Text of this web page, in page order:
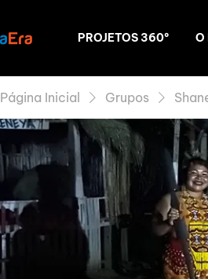
PROJETOS 360º O
Página Inicial Grupos